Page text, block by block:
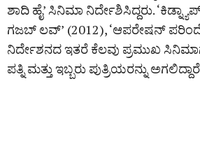
ಶಾದಿ ಹೈ’ ಸಿನಿಮಾ ನಿರ್ದೇಶಿಸಿದ್ದರು.
ಗಜಬ್ ಲವ್ʼ (2012), ‘ಆಪರೇಷನ್
ನಿರ್ದೇಶನದ ಇತರೆ ಕೆಲವು ಪ್ರಮುಖ
ಪತ್ನಿ ಮತ್ತು ಇಬ್ಬರು ಪುತ್ರಿಯರನ್ನು